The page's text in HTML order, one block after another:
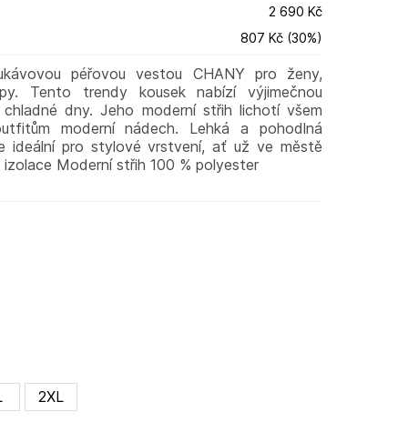
2 690 Kč
807 Kč (30%)
péřovou vestou CHANY pro ženy,
Tento trendy kousek nabízí výjimečnou
dny. Jeho moderní střih lichotí všem
moderní nádech. Lehká a pohodlná
ideální pro stylové vrstvení, ať už ve městě
Moderní střih 100 % polyester
2XL